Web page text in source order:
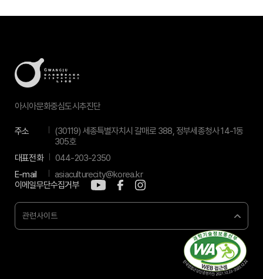
아시아문화중심도시추진단
주소
(30119) 세종특별자치시 갈매로 388, 정부세종청사 14-1동
305호
대표전화
044-203-2350
E-mail
asiaculturecity@korea.kr
이메일무단수집거부
관련사이트